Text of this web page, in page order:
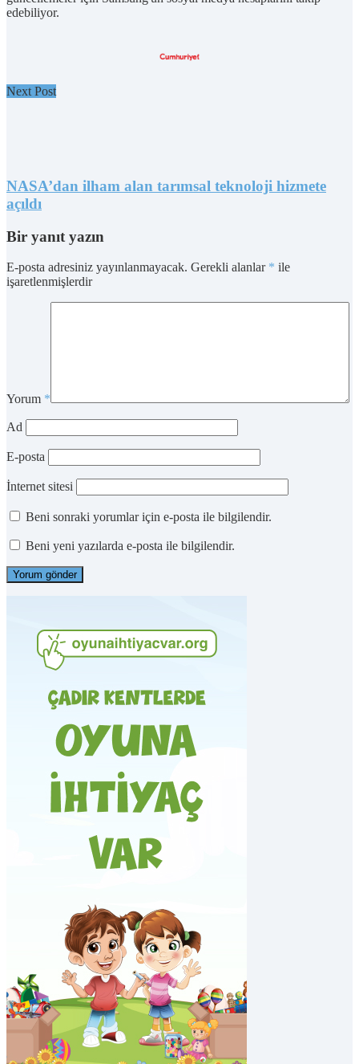
edebiliyor.
Next Post
NASA’dan ilham alan tarımsal teknoloji hizmete
açıldı
Bir yanıt yazın
E-posta adresiniz yayınlanmayacak. Gerekli alanlar * ile
işaretlenmişlerdir
Yorum *
Ad
E-posta
İnternet sitesi
Beni sonraki yorumlar için e-posta ile bilgilendir.
Beni yeni yazılarda e-posta ile bilgilendir.